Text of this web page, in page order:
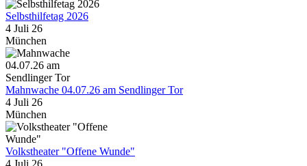
Selbsthilfetag 2026
4 Juli 26
München
Mahnwache 04.07.26 am Sendlinger Tor
4 Juli 26
München
Volkstheater "Offene Wunde"
4 Juli 26